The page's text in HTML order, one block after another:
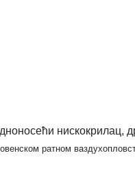
нискокрилац,
ратном